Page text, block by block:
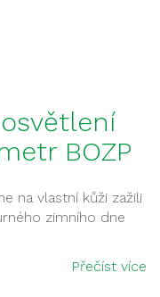
BOZP
na vlastní kůži zažili
zimního dne
Přečíst více